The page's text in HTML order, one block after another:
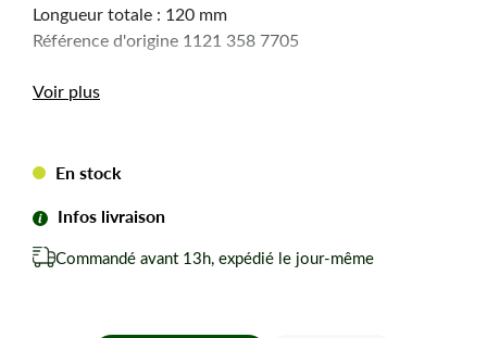
Longueur totale : 120 mm
Référence d'origine 1121 358 7705
Voir plus
En stock
Infos livraison
Commandé avant 13h, expédié le jour-même